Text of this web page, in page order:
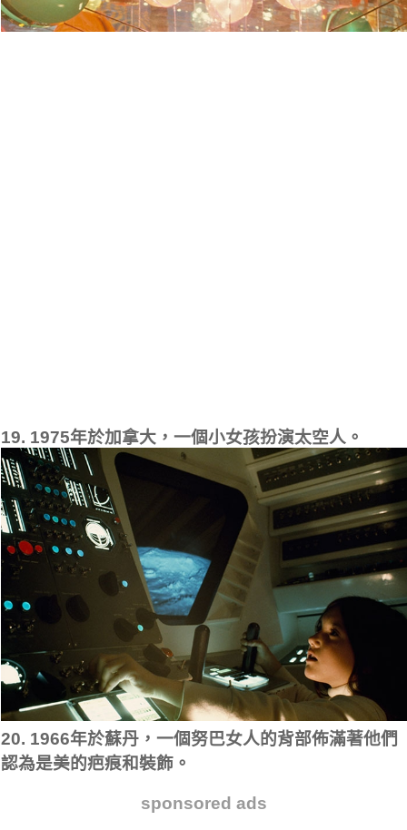
19. 1975年於加拿大，一個小女孩扮演太空人。
20. 1966年於蘇丹，一個努巴女人的背部佈滿著他們
認為是美的疤痕和裝飾。
sponsored ads